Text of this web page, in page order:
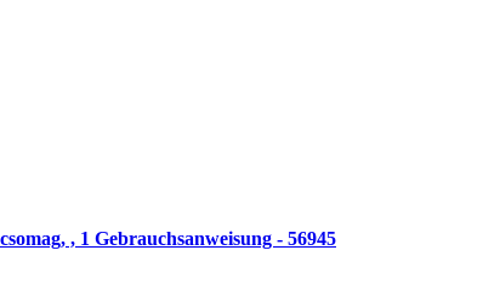
, 1 Gebrauchsanweisung - 56945